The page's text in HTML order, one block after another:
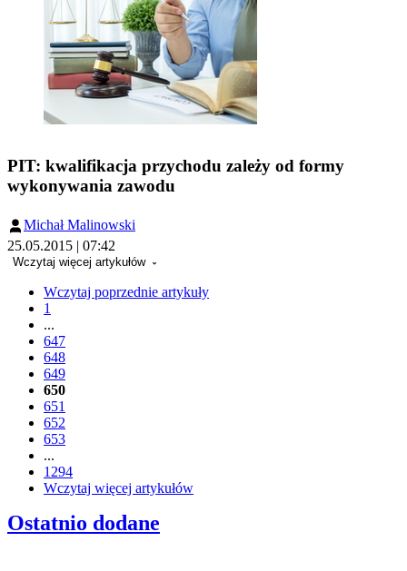
PIT: kwalifikacja przychodu zależy od formy
wykonywania zawodu
Michał Malinowski
25.05.2015 | 07:42
Wczytaj więcej artykułów
Wczytaj poprzednie artykuły
1
...
647
648
649
650
651
652
653
...
1294
Wczytaj więcej artykułów
Ostatnio dodane